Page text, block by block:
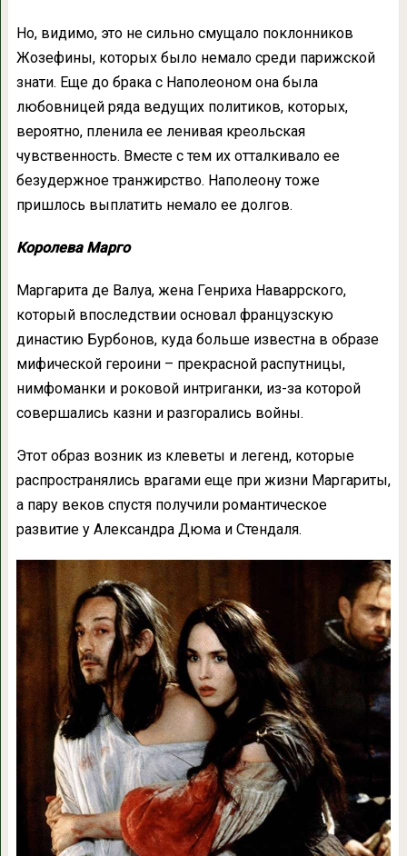
Но, видимо, это не сильно смущало поклонников
Жозефины, которых было немало среди парижской
знати. Еще до брака с Наполеоном она была
любовницей ряда ведущих политиков, которых,
вероятно, пленила ее ленивая креольская
чувственность. Вместе с тем их отталкивало ее
безудержное транжирство. Наполеону тоже
пришлось выплатить немало ее долгов.
Королева Марго
Маргарита де Валуа, жена Генриха Наваррского,
который впоследствии основал французскую
династию Бурбонов, куда больше известна в образе
мифической героини – прекрасной распутницы,
нимфоманки и роковой интриганки, из-за которой
совершались казни и разгорались войны.
Этот образ возник из клеветы и легенд, которые
распространялись врагами еще при жизни Маргариты,
а пару веков спустя получили романтическое
развитие у Александра Дюма и Стендаля.